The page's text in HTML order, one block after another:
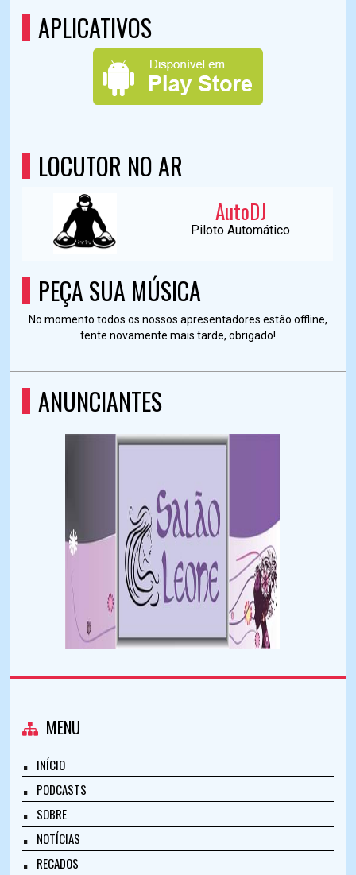
APLICATIVOS
LOCUTOR NO AR
AutoDJ
Piloto Automático
PEÇA SUA MÚSICA
No momento todos os nossos apresentadores estão offline,
tente novamente mais tarde, obrigado!
ANUNCIANTES
MENU
INÍCIO
PODCASTS
SOBRE
NOTÍCIAS
RECADOS